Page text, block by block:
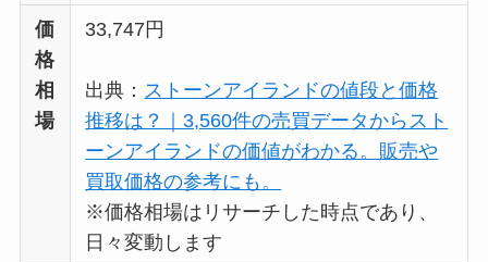
価
格
相
場
33,747円
出典： ストーンアイランドの値段と価格
推移は？｜3,560件の売買データからスト
ーンアイランドの価値がわかる。販売や
買取価格の参考にも。
※価格相場はリサーチした時点であり、
日々変動します